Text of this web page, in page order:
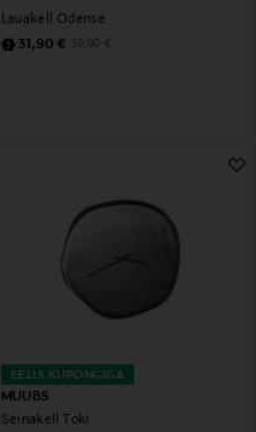
Lauakell Odense
Discounted Price
31,90 € Original Price
39,90 €
EELIS KUPONGIGA
MUUBS
Seinakell Toki